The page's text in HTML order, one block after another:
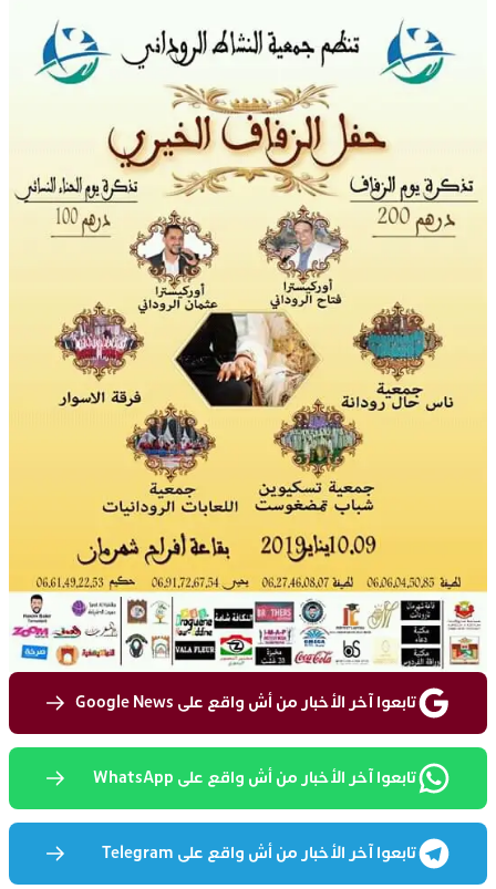
تابعوا آخر الأخبار من أش واقع على Google News
تابعوا آخر الأخبار من أش واقع على WhatsApp
تابعوا آخر الأخبار من أش واقع على Telegram